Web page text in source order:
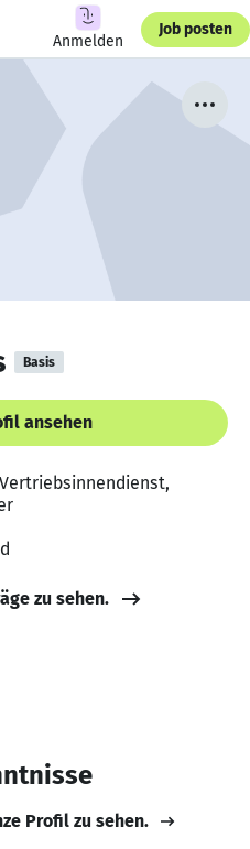
Anmelden
Job posten
Basis
ansehen
zu sehen.
Profil zu sehen.